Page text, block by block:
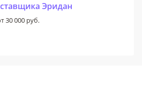
Эридан
30 000 руб.